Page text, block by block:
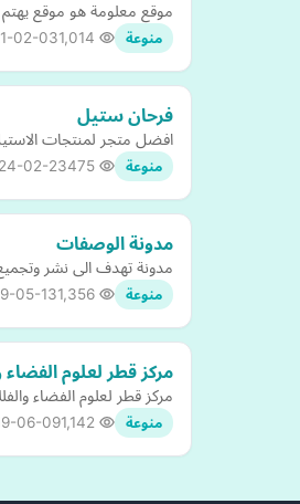
موقع معلومة هو موقع يهتم
منوعة 02-03
فرحان ستيل
افضل متجر لمنتجات
منوعة 02-23
مدونة الوصفات
مدونة تهدف الى نشر
منوعة 05-13
مركز قطر لعلوم الفضاء
مركز قطر لعلوم الفضاء
منوعة 06-09